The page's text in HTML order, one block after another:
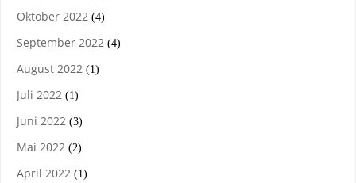
Oktober 2022 (4)
September 2022 (4)
August 2022 (1)
Juli 2022 (1)
Juni 2022 (3)
Mai 2022 (2)
April 2022 (1)